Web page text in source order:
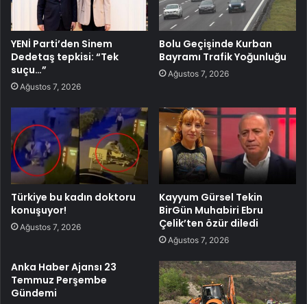
YENİ Parti’den Sinem
Dedetaş tepkisi: “Tek
suçu…”
Ağustos 7, 2026
Bolu Geçişinde Kurban
Bayramı Trafik Yoğunluğu
Ağustos 7, 2026
Türkiye bu kadın doktoru
konuşuyor!
Ağustos 7, 2026
Kayyum Gürsel Tekin
BirGün Muhabiri Ebru
Çelik’ten özür diledi
Ağustos 7, 2026
Anka Haber Ajansı 23
Temmuz Perşembe
Gündemi